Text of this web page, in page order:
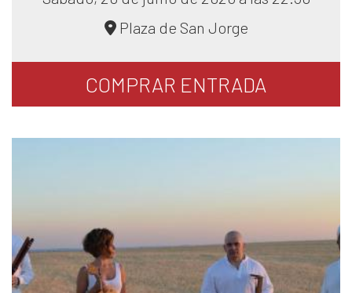
Plaza de San Jorge
COMPRAR ENTRADA